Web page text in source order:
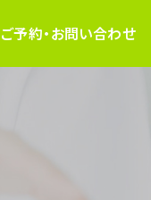
ご予約・お問い合わせ